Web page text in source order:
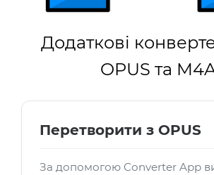
Додаткові
OPUS та
Перетворити з OPUS
За допомогою Converter App